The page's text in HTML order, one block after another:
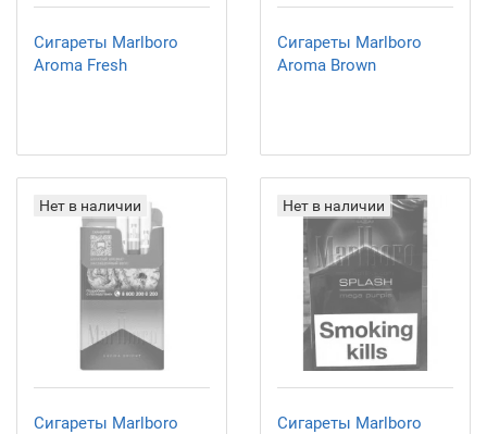
Сигареты Marlboro
Aroma Fresh
Сигареты Marlboro
Aroma Brown
Нет в наличии
Сигареты Marlboro
Нет в наличии
Сигареты Marlboro